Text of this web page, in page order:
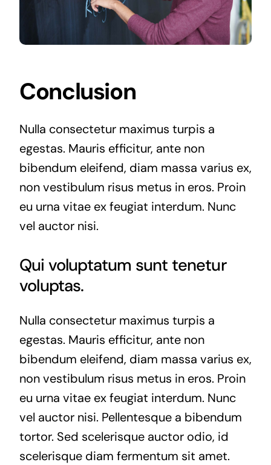
Conclusion
Nulla consectetur maximus turpis a
egestas. Mauris efficitur, ante non
bibendum eleifend, diam massa varius ex,
non vestibulum risus metus in eros. Proin
eu urna vitae ex feugiat interdum. Nunc
vel auctor nisi.
Qui voluptatum sunt tenetur
voluptas.
Nulla consectetur maximus turpis a
egestas. Mauris efficitur, ante non
bibendum eleifend, diam massa varius ex,
non vestibulum risus metus in eros. Proin
eu urna vitae ex feugiat interdum. Nunc
vel auctor nisi. Pellentesque a bibendum
tortor. Sed scelerisque auctor odio, id
scelerisque diam fermentum sit amet.